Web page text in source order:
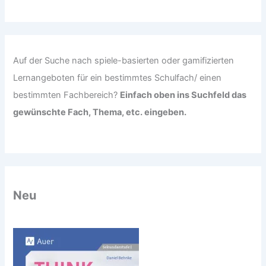
Auf der Suche nach spiele-basierten oder gamifizierten
Lernangeboten für ein bestimmtes Schulfach/ einen
bestimmten Fachbereich? Einfach oben ins Suchfeld das
gewünschte Fach, Thema, etc. eingeben.
Neu